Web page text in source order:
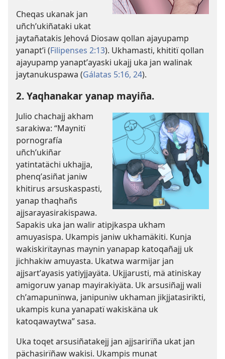
Cheqas ukanak jan
uñchʼukiñataki ukat
jaytañatakis Jehová Diosaw qollan ajayupamp
yanaptʼi (Filipenses 2:13). Ukhamasti, khititï qollan
ajayupamp yanaptʼayaski ukajj uka jan walinak
jaytanukuspawa (Gálatas 5:16, 24).
2. Yaqhanakar yanap mayiña.
Julio chachajj akham
sarakiwa: “Maynitï
pornografía
uñchʼukiñar
yatintatächi ukhajja,
phenqʼasiñat janiw
khitirus arsuskaspasti,
yanap thaqhañs
ajjsarayasirakispawa.
Sapakis uka jan walir atipjkaspa ukham
amuyasispa. Ukampis janiw ukhamäkiti. Kunja
wakiskirïtaynas maynin yanapap katoqañajj uk
jichhakiw amuyasta. Ukatwa warmijar jan
ajjsartʼayasis yatiyjjayäta. Ukjjarusti, mä atiniskay
amigoruw yanap mayirakiyäta. Uk arsusiñajj wali
chʼamapunïnwa, janipuniw ukhaman jikjjatasirïkti,
ukampis kuna yanapatï wakiskäna uk
katoqawaytwa” sasa.
Uka toqet arsusiñatakejj jan ajjsarirïña ukat jan
pächasirïñaw wakisi. Ukampis munat